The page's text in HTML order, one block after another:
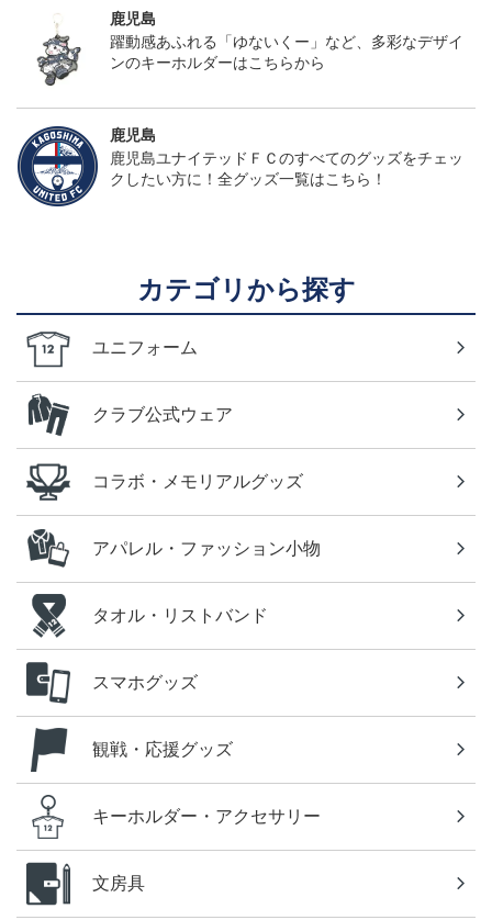
鹿児島
躍動感あふれる「ゆないくー」など、多彩なデザイ
ンのキーホルダーはこちらから
鹿児島
鹿児島ユナイテッドＦＣのすべてのグッズをチェッ
クしたい方に！全グッズ一覧はこちら！
カテゴリから探す
ユニフォーム
クラブ公式ウェア
コラボ・メモリアルグッズ
アパレル・ファッション小物
タオル・リストバンド
スマホグッズ
観戦・応援グッズ
キーホルダー・アクセサリー
文房具